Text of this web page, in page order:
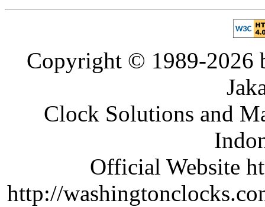
Copyright © 1989-2026
Clock Solutions and
Official Website
http://